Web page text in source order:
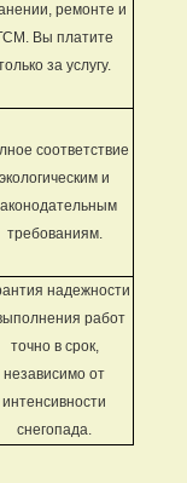
ремонте и
Вы платите
за услугу.
соответствие
экологическим и
требованиям.
надежности
работ
точно в срок,
независимо от
интенсивности
снегопада.